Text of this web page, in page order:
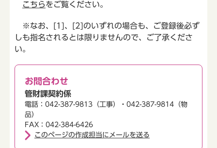
こちらをご覧ください。
※なお、[1]、[2]のいずれの場合も、ご登録後必ず
しも指名されるとは限りませんので、ご了承くださ
い。
お問合わせ
管財課契約係
電話：042-387-9813（工事）・042-387-9814（物
品）
FAX：042-384-6426
このページの作成担当にメールを送る